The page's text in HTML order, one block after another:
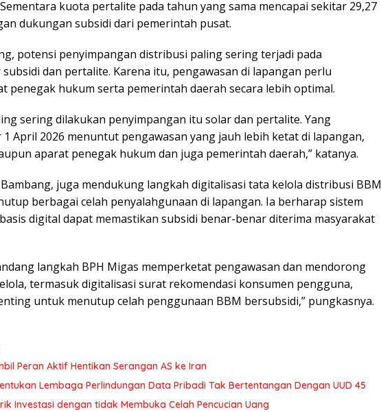
kuota pertalite pada tahun yang sama mencapai sekitar 29,27
dukungan subsidi dari pemerintah pusat.
potensi penyimpangan distribusi paling sering terjadi pada
dan pertalite. Karena itu, pengawasan di lapangan perlu
penegak hukum serta pemerintah daerah secara lebih optimal.
sering dilakukan penyimpangan itu solar dan pertalite. Yang
April 2026 menuntut pengawasan yang jauh lebih ketat di lapangan,
aparat penegak hukum dan juga pemerintah daerah,” katanya.
juga mendukung langkah digitalisasi tata kelola distribusi BBM
berbagai celah penyalahgunaan di lapangan. Ia berharap sistem
digital dapat memastikan subsidi benar-benar diterima masyarakat
langkah BPH Migas memperketat pengawasan dan mendorong
termasuk digitalisasi surat rekomendasi konsumen pengguna,
untuk menutup celah penggunaan BBM bersubsidi,” pungkasnya.
Peran Aktif Hentikan Serangan AS ke Iran
Lembaga Perlindungan Data Pribadi Tak Bertentangan Dengan UUD 45
Investasi dengan tidak Membuka Celah Pencucian Uang